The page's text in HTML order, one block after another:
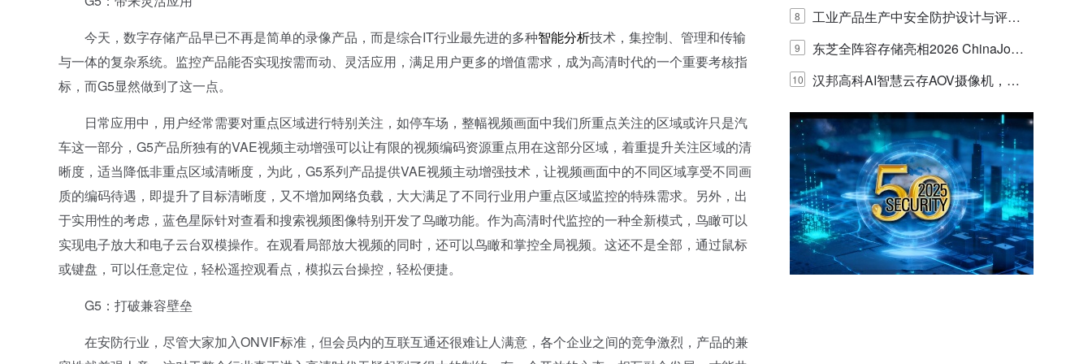
今天，数字存储产品早已不再是简单的录像产品，而是综合IT行业最先进的多种智能分析技术，集控制、管理和传输
与一体的复杂系统。监控产品能否实现按需而动、灵活应用，满足用户更多的增值需求，成为高清时代的一个重要考核指
标，而G5显然做到了这一点。
日常应用中，用户经常需要对重点区域进行特别关注，如停车场，整幅视频画面中我们所重点关注的区域或许只是汽
车这一部分，G5产品所独有的VAE视频主动增强可以让有限的视频编码资源重点用在这部分区域，着重提升关注区域的清
晰度，适当降低非重点区域清晰度，为此，G5系列产品提供VAE视频主动增强技术，让视频画面中的不同区域享受不同画
质的编码待遇，即提升了目标清晰度，又不增加网络负载，大大满足了不同行业用户重点区域监控的特殊需求。另外，出
于实用性的考虑，蓝色星际针对查看和搜索视频图像特别开发了鸟瞰功能。作为高清时代监控的一种全新模式，鸟瞰可以
实现电子放大和电子云台双模操作。在观看局部放大视频的同时，还可以鸟瞰和掌控全局视频。这还不是全部，通过鼠标
或键盘，可以任意定位，轻松遥控观看点，模拟云台操控，轻松便捷。
G5：打破兼容壁垒
在安防行业，尽管大家加入ONVIF标准，但会员内的互联互通还很难让人满意，各个企业之间的竞争激烈，产品的兼
E IQ 3.20开启安防运营智能新时代
8
工业产品生产中安全防护设计与评估
的实践与探讨
9
东芝全阵容存储亮相2026 ChinaJo
y，以海量数据底座赋能“与AI同游”新
体验
10
汉邦高科AI智慧云存AOV摄像机，三
目太阳能多摄球机